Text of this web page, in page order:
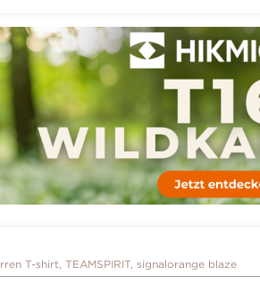
T-shirt, TEAMSPIRIT, signalorange blaze